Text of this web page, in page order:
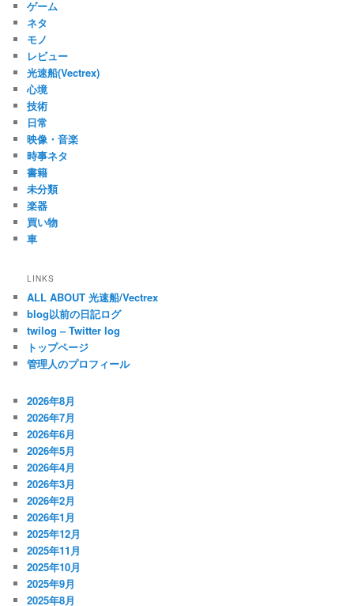
ゲーム
ネタ
モノ
レビュー
光速船(Vectrex)
心境
技術
日常
映像・音楽
時事ネタ
書籍
未分類
楽器
買い物
車
LINKS
ALL ABOUT 光速船/Vectrex
blog以前の日記ログ
twilog – Twitter log
トップページ
管理人のプロフィール
2026年8月
2026年7月
2026年6月
2026年5月
2026年4月
2026年3月
2026年2月
2026年1月
2025年12月
2025年11月
2025年10月
2025年9月
2025年8月